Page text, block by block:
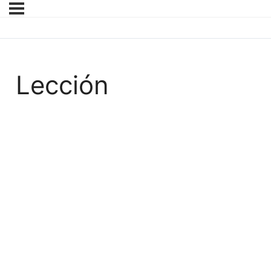
Lección